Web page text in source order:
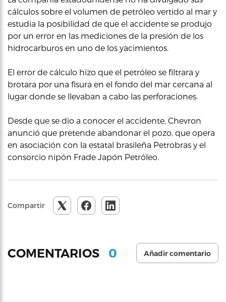
cálculos sobre el volumen de petróleo vertido al mar y
estudia la posibilidad de que el accidente se produjo
por un error en las mediciones de la presión de los
hidrocarburos en uno de los yacimientos.
El error de cálculo hizo que el petróleo se filtrara y
brotara por una fisura en el fondo del mar cercana al
lugar donde se llevaban a cabo las perforaciones.
Desde que se dio a conocer el accidente, Chevron
anunció que pretende abandonar el pozo, que opera
en asociación con la estatal brasileña Petrobras y el
consorcio nipón Frade Japón Petróleo.
Compartir
COMENTARIOS 0 Añadir comentario